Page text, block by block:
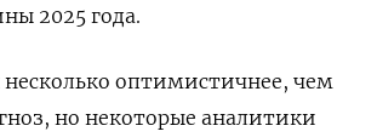
2025 года.
оптимистичнее, чем
но некоторые аналитики